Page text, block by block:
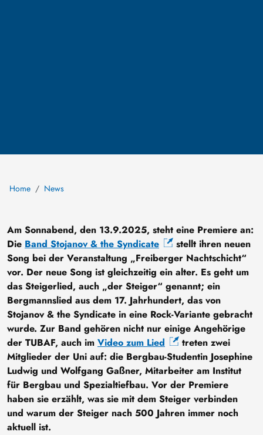
Home News
Am Sonnabend, den 13.9.2025, steht eine Premiere an:
Die Band Stojanov & the Syndicate
stellt ihren neuen
Song bei der Veranstaltung „Freiberger Nachtschicht“
vor. Der neue Song ist gleichzeitig ein alter. Es geht um
das Steigerlied, auch „der Steiger“ genannt; ein
Bergmannslied aus dem 17. Jahrhundert, das von
Stojanov & the Syndicate in eine Rock-Variante gebracht
wurde. Zur Band gehören nicht nur einige Angehörige
der TUBAF, auch im Video zum Lied
treten zwei
Mitglieder der Uni auf: die Bergbau-Studentin Josephine
Ludwig und Wolfgang Gaßner, Mitarbeiter am Institut
für Bergbau und Spezialtiefbau. Vor der Premiere
haben sie erzählt, was sie mit dem Steiger verbinden
und warum der Steiger nach 500 Jahren immer noch
aktuell ist.